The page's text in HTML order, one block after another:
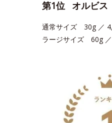
第1位 オルビス
通常サイズ 30g ／
ラージサイズ 60g